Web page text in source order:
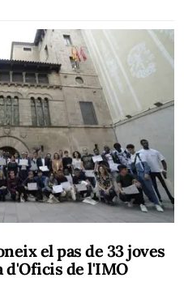
el pas de 33 joves
d'Oficis de l'IMO